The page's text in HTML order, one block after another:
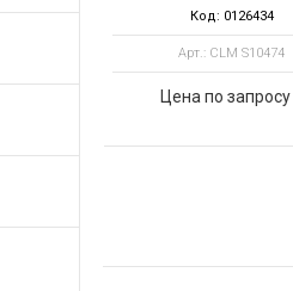
Код: 0126434
Арт.: CLM S10474
Цена по запросу